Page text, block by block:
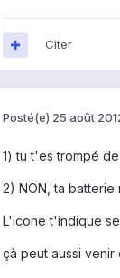
Citer
Posté(e) 25 août
1) tu t'es trompé
2) NON, ta batterie
L'icone t'indique
çà peut aussi venir